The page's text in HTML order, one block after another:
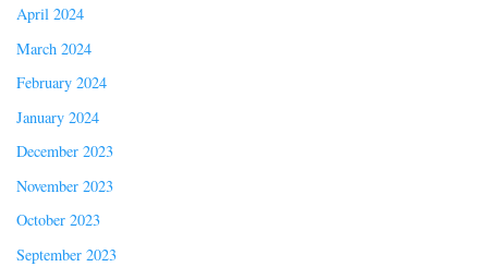
April 2024
March 2024
February 2024
January 2024
December 2023
November 2023
October 2023
September 2023